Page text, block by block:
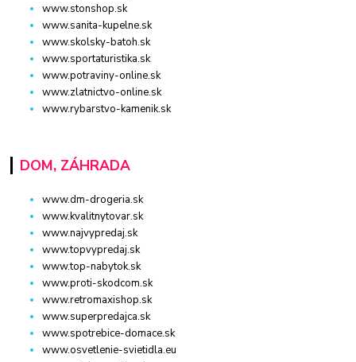
www.stonshop.sk
www.sanita-kupelne.sk
www.skolsky-batoh.sk
www.sportaturistika.sk
www.potraviny-online.sk
www.zlatnictvo-online.sk
www.rybarstvo-kamenik.sk
DOM, ZÁHRADA
www.dm-drogeria.sk
www.kvalitnytovar.sk
www.najvypredaj.sk
www.topvypredaj.sk
www.top-nabytok.sk
www.proti-skodcom.sk
www.retromaxishop.sk
www.superpredajca.sk
www.spotrebice-domace.sk
www.osvetlenie-svietidla.eu